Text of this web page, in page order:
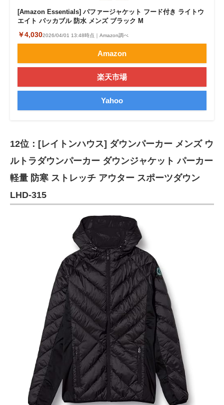
[Amazon Essentials] パファージャケット フード付き ライトウ
エイト パッカブル 防水 メンズ ブラック M
￥4,0302026/04/01 13:48時点｜Amazon調べ
Amazon
楽天市場
Yahoo
12位：[レイトンハウス] ダウンパーカー メンズ ウ
ルトラダウンパーカー ダウンジャケット パーカー
軽量 防寒 ストレッチ アウター スポーツダウン
LHD-315